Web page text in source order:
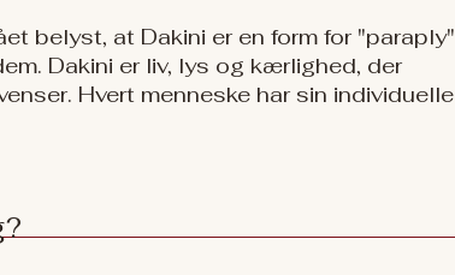
belyst, at Dakini er en form for "paraply"
Dakini er liv, lys og kærlighed, der
Hvert menneske har sin individuelle